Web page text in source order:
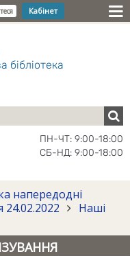
Кабінет
бібліотека
ПН-ЧТ: 9:00-18:00
СБ-НД: 9:00-18:00
напередодні
Наші